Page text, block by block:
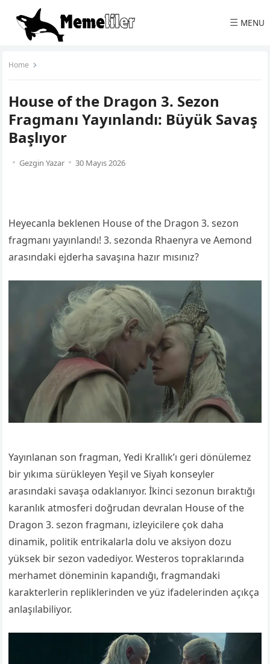
☰ MENU
Home
House of the Dragon 3. Sezon
Fragmanı Yayınlandı: Büyük Savaş
Başlıyor
Gezgin Yazar 30 Mayıs 2026
Heyecanla beklenen House of the Dragon 3. sezon
fragmanı yayınlandı! 3. sezonda Rhaenyra ve Aemond
arasındaki ejderha savaşına hazır mısınız?
Yayınlanan son fragman, Yedi Krallık’ı geri dönülemez
bir yıkıma sürükleyen Yeşil ve Siyah konseyler
arasındaki savaşa odaklanıyor. İkinci sezonun bıraktığı
karanlık atmosferi doğrudan devralan House of the
Dragon 3. sezon fragmanı, izleyicilere çok daha
dinamik, politik entrikalarla dolu ve aksiyon dozu
yüksek bir sezon vadediyor. Westeros topraklarında
merhamet döneminin kapandığı, fragmandaki
karakterlerin repliklerinden ve yüz ifadelerinden açıkça
anlaşılabiliyor.